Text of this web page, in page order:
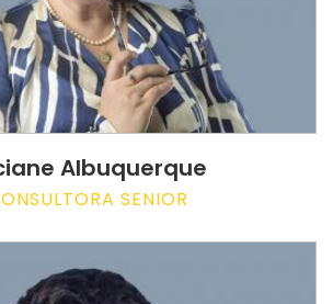
Albuquerque
SENIOR